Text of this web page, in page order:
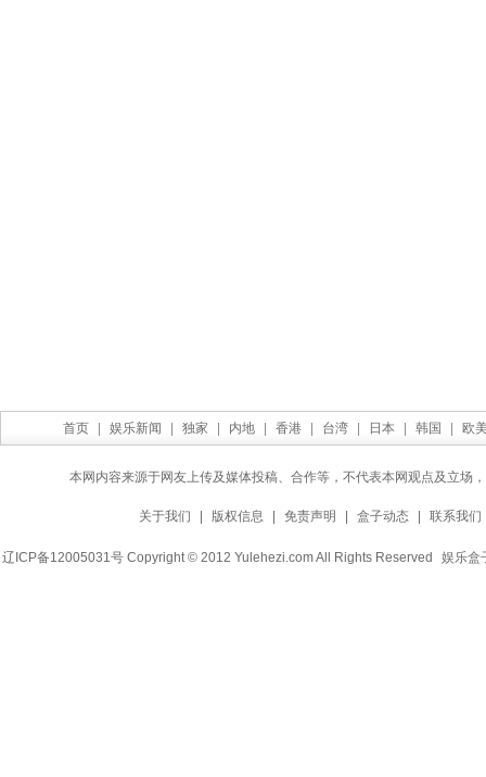
首页 娱乐新闻 独家 内地 香港 台湾 日本 韩国 欧
本网内容来源于网友上传及媒体投稿、合作等，不代表本网观点及立场
关于我们 版权信息 免责声明 盒子动态 联系我们
辽ICP备12005031号 Copyright © 2012 Yulehezi.com All Rights Reserved 娱乐盒